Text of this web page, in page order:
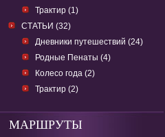
Трактир (1)
СТАТЬИ (32)
Дневники путешествий (24)
Родные Пенаты (4)
Колесо года (2)
Трактир (2)
МАРШРУТЫ